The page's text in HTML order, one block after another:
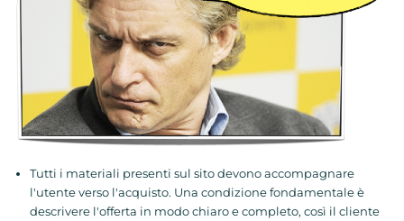
Tutti i materiali presenti sul sito devono accompagnare
l'utente verso l'acquisto. Una condizione fondamentale è
descrivere l'offerta in modo chiaro e completo, così il cliente